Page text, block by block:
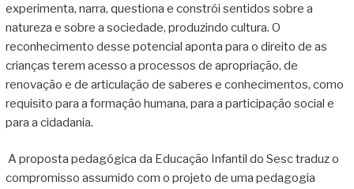
experimenta, narra, questiona e constrói sentidos sobre a
natureza e sobre a sociedade, produzindo cultura. O
reconhecimento desse potencial aponta para o direito de as
crianças terem acesso a processos de apropriação, de
renovação e de articulação de saberes e conhecimentos, como
requisito para a formação humana, para a participação social e
para a cidadania.
A proposta pedagógica da Educação Infantil do Sesc traduz o
compromisso assumido com o projeto de uma pedagogia